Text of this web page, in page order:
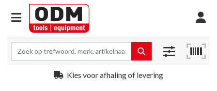
Kies voor afhaling of levering